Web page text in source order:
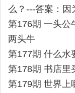
么？---答案：因
第176期 一头公
两头牛
第177期 什么水
第178期 书店里
第179期 世界上